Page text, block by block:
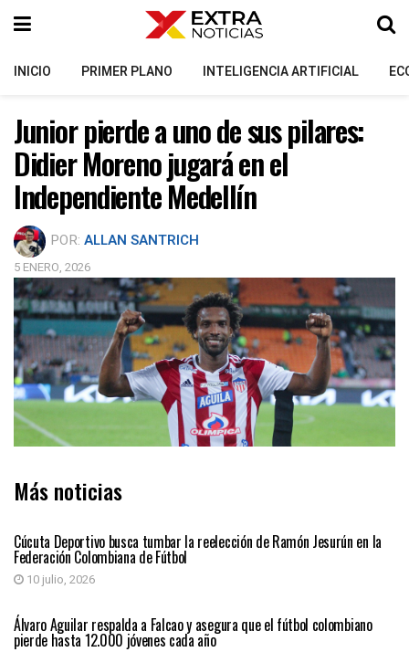
INICIO PRIMER PLANO INTELIGENCIA ARTIFICIAL
Junior pierde a uno de sus pilares:
Didier Moreno jugará en el
Independiente Medellín
POR: ALLAN SANTRICH
5 ENERO, 2026
Más noticias
Cúcuta Deportivo busca tumbar la reelección de Ramón Jesurún en la
Federación Colombiana de Fútbol
10 julio, 2026
DEPORTES
Álvaro Aguilar respalda a Falcao y asegura que el fútbol colombiano
pierde hasta 12.000 jóvenes cada año